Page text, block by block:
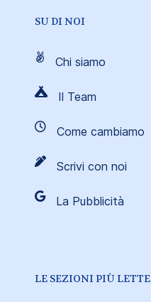
SU DI NOI
Chi siamo
Il Team
Come cambiamo
Scrivi con noi
La Pubblicità
LE SEZIONI PIÙ LETTE